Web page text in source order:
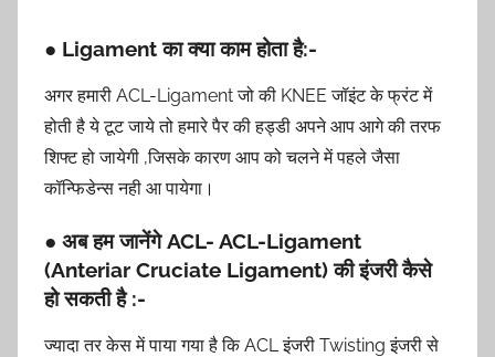
● Ligament का क्या काम होता है:-
अगर हमारी ACL-Ligament जो की KNEE जॉइंट के फ्रंट में
होती है ये टूट जाये तो हमारे पैर की हड्डी अपने आप आगे की तरफ
शिफ्ट हो जायेगी ,जिसके कारण आप को चलने में पहले जैसा
कॉन्फिडेन्स नही आ पायेगा।
● अब हम जानेंगे ACL- ACL-Ligament
(Anteriar Cruciate Ligament) की इंजरी कैसे
हो सकती है :-
ज्यादा तर केस में पाया गया है कि ACL इंजरी Twisting इंजरी से